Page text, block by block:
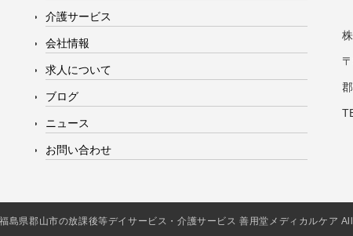
介護サービス
会社情報
求人について
ブログ
ニュース
お問い合わせ
島県郡山市の放課後等デイサービス・介護サービス 善用堂メディカルケア